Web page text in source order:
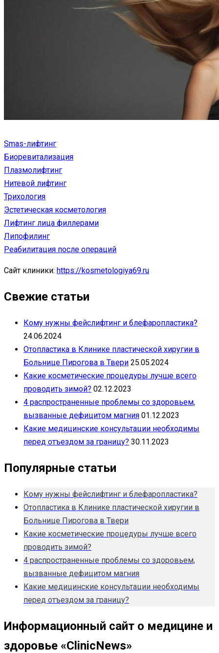
Smas-лифтинг
Биоревитализация
Плазмолифтинг
Нитевой лифтинг
Трихология
Эстетическая косметология
Лифтинг лица филлерами
Липофилинг
Реабилитация после операций
Сайт клиники: https://kosmetologiya69.ru
Свежие статьи
Кому нужны фейслифтинг и блефаропластика?
24.06.2024
Отопластика в Клинике пластической хиругии в
Больнице Пирогова в Твери 25.05.2024
Какие косметические процедуры лучше всего
проводить зимой? 02.12.2023
4 распространенные проблемы со здоровьем,
вызванные дефицитом магния 01.12.2023
Какие медицинские консультации необходимы
перед отъездом за границу? 30.11.2023
Популярные статьи
Кому нужны фейслифтинг и блефаропластика?
Отопластика в Клинике пластической хиругии в
Больнице Пирогова в Твери
Какие косметические процедуры лучше всего
проводить зимой?
4 распространенные проблемы со здоровьем,
вызванные дефицитом магния
Какие медицинские консультации необходимы
перед отъездом за границу?
Информационный сайт о медицине и
здоровье «ClinicNews»